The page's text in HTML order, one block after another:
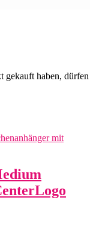
gekauft haben, dürfen